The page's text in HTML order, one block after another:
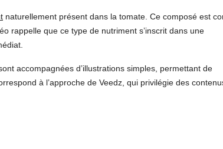
naturellement présent dans la tomate. Ce composé est
rappelle que ce type de nutriment s’inscrit dans une
accompagnées d’illustrations simples, permettant de
à l’approche de Veedz, qui privilégie des